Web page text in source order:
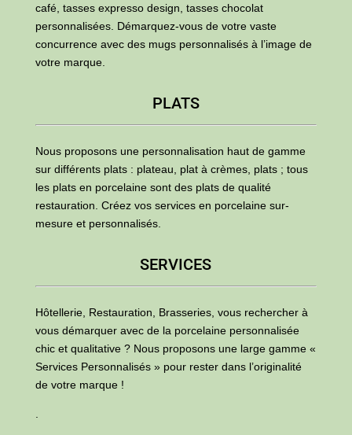
café, tasses expresso design, tasses chocolat
personnalisées. Démarquez-vous de votre vaste
concurrence avec des mugs personnalisés à l’image de
votre marque.
PLATS
Nous proposons une personnalisation haut de gamme
sur différents plats : plateau, plat à crèmes, plats ; tous
les plats en porcelaine sont des plats de qualité
restauration. Créez vos services en porcelaine sur-
mesure et personnalisés.
SERVICES
Hôtellerie, Restauration, Brasseries, vous rechercher à
vous démarquer avec de la porcelaine personnalisée
chic et qualitative ? Nous proposons une large gamme «
Services Personnalisés » pour rester dans l’originalité
de votre marque !
.